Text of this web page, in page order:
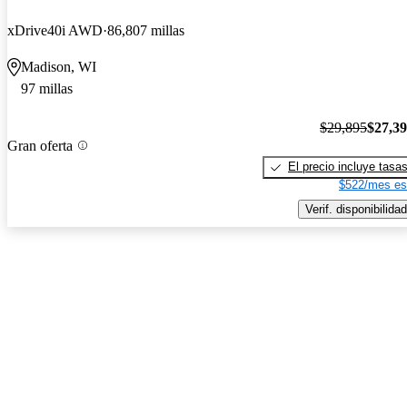
xDrive40i AWD 86,807 millas
Madison, WI
97 millas
Gran oferta
$29,895
El precio incluye tasas
$522/mes
Verif. disponibilidad